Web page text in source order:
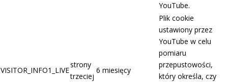
YouTube.
VISITOR_INFO1_LIVE
strony
trzeciej
6 miesięcy
Plik cookie
ustawiony przez
YouTube w celu
pomiaru
przepustowości,
który określa, czy